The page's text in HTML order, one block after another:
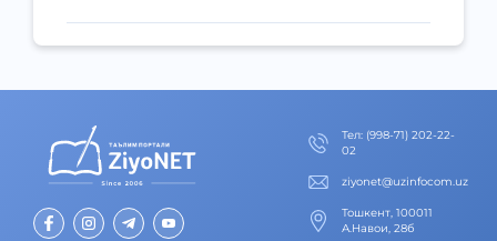
Тел: (998-71) 202-22-
02
ziyonet@uzinfocom.uz
Тошкент, 100011
А.Навои, 28б